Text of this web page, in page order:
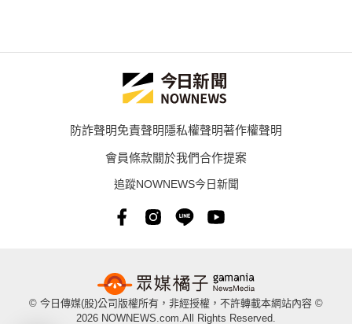
防詐聲明免責聲明隱私權聲明著作權聲明
會員條款關於我們合作提案
追蹤NOWNEWS今日新聞
© 今日傳媒(股)公司版權所有，非經授權，不許轉載本網站內容 ©
2026 NOWNEWS.com.All Rights Reserved.